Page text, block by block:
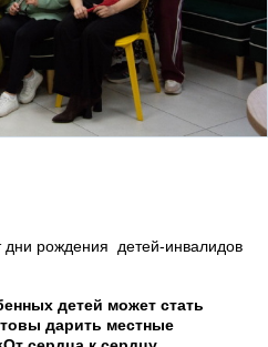
дни рождения детей-инвалидов
детей может стать
дарить местные